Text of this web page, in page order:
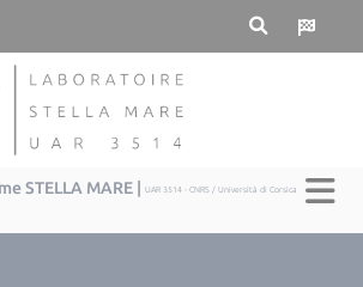
STELLA MARE |UAR 3514 - CNRS / Università di Corsica